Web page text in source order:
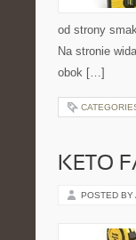
od strony
Na stronie
obok […]
KETO
POSTED BY